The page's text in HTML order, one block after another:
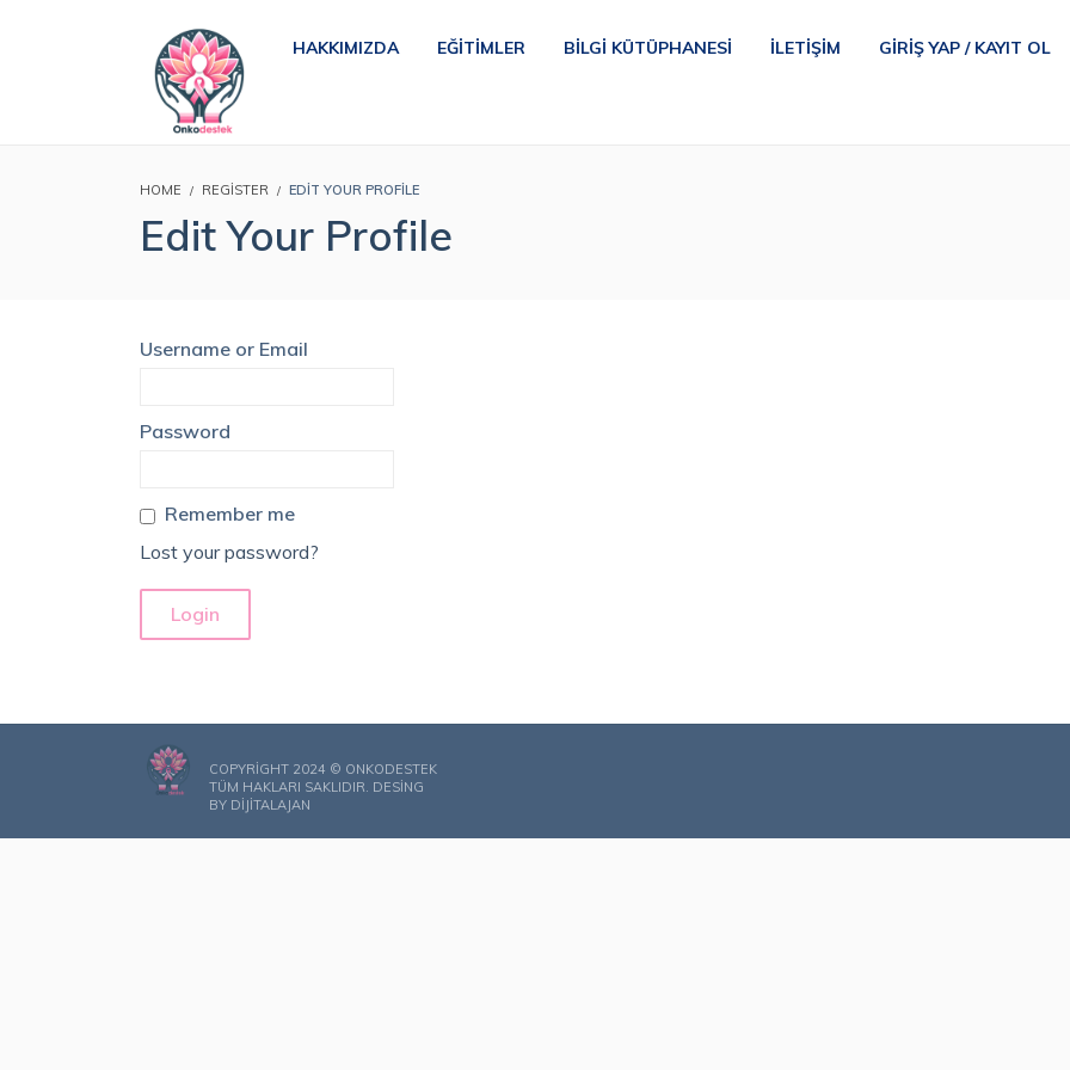
HAKKIMIZDA EĞITIMLER BILGI KÜTÜPHANESI İLETIŞIM GIRIŞ YAP / KAYIT OL
HOME REGISTER EDIT YOUR PROFILE
Edit Your Profile
Username or Email
Password
Remember me
Lost your password?
COPYRIGHT 2024 © ONKODESTEK
TÜM HAKLARI SAKLIDIR. DESING
BY DIJITALAJAN